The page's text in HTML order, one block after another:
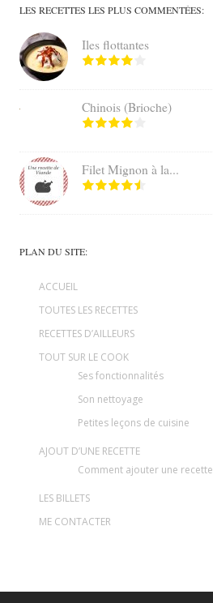
LES RECETTES LES PLUS COMMENTÉES:
Iles flottantes
Chinois (Brioche)
Filet Mignon à la...
PLAN DU SITE:
ACCUEIL
TOUTES LES RECETTES
RECETTES D’AILLEURS
TOUT SUR LE COOK
Ses fonctionnalités
Son nettoyage
Petites leçons de cuisine
AJOUT D’UNE RECETTE
Comment ajouter une recette
LES BILLETS
ME CONTACTER